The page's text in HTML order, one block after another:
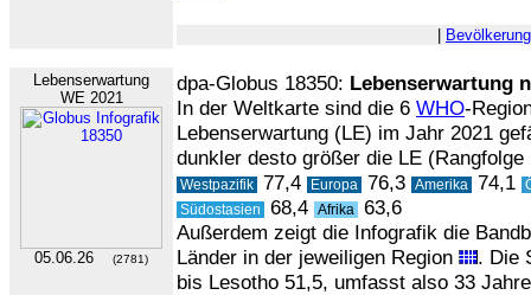
Bevölkerung
Lebenserwartung
WE 2021
05.06.26 (2781)
dpa-Globus 18350: Lebenserwartung
In der Weltkarte sind die 6 WHO-
Lebenserwartung (LE) im Jahr 2021
dunkler desto größer die LE
Westpazifik 77,4 Europa 76,3 Amerika 74,1
Südostasien
68,4 Afrika 63,6
Außerdem zeigt die Infografik die
Länder in der jeweiligen Region
. Die
bis Lesotho 51,5, umfasst also 33